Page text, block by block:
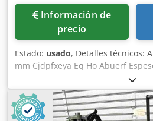
Información de
precio
Estado: usado, Detalles técnicos:
mm Cjdpfxeya Eq Ho Abuerf
Distancia entre montantes: 2040
requerida: 3 kW Ángulo de
máquina aprox.: 1700 kg
aprox. LxAnxAl: 2,7 x 1,3 x 2,0 m